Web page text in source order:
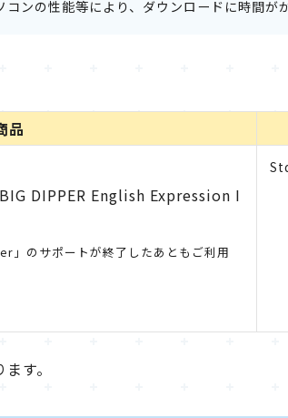
ンの性能等により、ダウンロードに時間が
品
DIPPER English Expression I
のサポートが終了したあともご利用
す。